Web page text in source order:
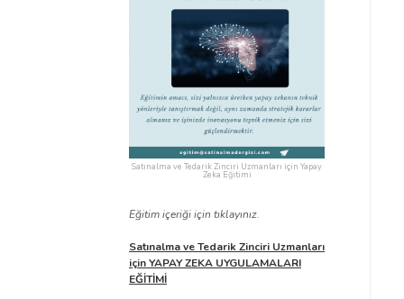
Satınalma ve Tedarik Zinciri Uzmanları için Yapay
Zeka Eğitimi
Eğitim içeriği için tıklayınız.
Satınalma ve Tedarik Zinciri Uzmanları
için YAPAY ZEKA UYGULAMALARI
EĞİTİMİ